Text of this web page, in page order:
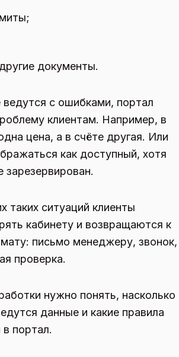
документы.
ведутся с ошибками, портал
клиентам. Например, в
цена, а в счёте другая. Или
как доступный, хотя
зарезервирован.
таких ситуаций клиенты
кабинету и возвращаются к
письмо менеджеру, звонок,
проверка.
нужно понять, насколько
данные и какие правила
портал.